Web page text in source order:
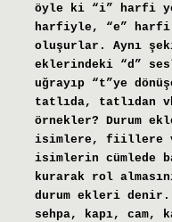
öyle ki “i” harfi
harfiyle, “e” harfi
oluşurlar. Aynı
eklerindeki “d”
uğrayıp “t”ye
tatlıda, tatlıdan
örnekler? Durum
isimlere, fiillere
isimlerin cümlede
kurarak rol
durum ekleri
sehpa, kapı, cam,